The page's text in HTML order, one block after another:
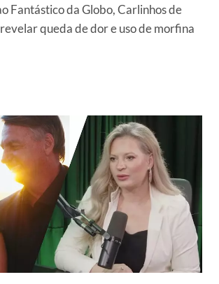
Fantástico da Globo, Carlinhos de
revelar queda de dor e uso de morfina